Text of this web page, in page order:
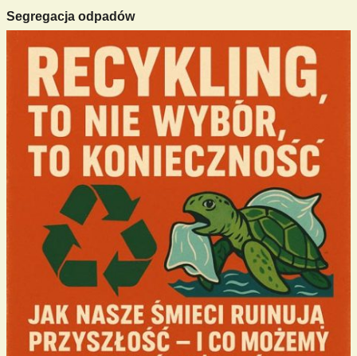
Segregacja odpadów